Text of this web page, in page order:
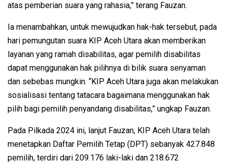
atas pemberian suara yang rahasia,” terang Fauzan.
Ia menambahkan, untuk mewujudkan hak-hak tersebut, pada
hari pemungutan suara KIP Aceh Utara akan memberikan
layanan yang ramah disabilitas, agar pemilih disabilitas
dapat menggunakan hak pilihnya di bilik suara senyaman
dan sebebas mungkin. “KIP Aceh Utara juga akan melakukan
sosialisasi tentang tatacara bagaimana menggunakan hak
pilih bagi pemilih penyandang disabilitas,” ungkap Fauzan.
Pada Pilkada 2024 ini, lanjut Fauzan, KIP Aceh Utara telah
menetapkan Daftar Pemilih Tetap (DPT) sebanyak 427.848
pemilih, terdiri dari 209.176 laki-laki dan 218.672